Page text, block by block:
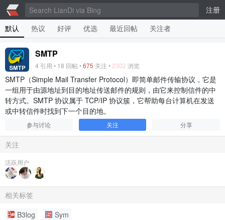
注册
默认
热议 好评 优选 最近回帖 关注者
SMTP
4 引用 • 18 回帖 •675 关注 • 2302 浏览
SMTP（Simple Mail Transfer Protocol）即简单邮件传输协议，它是
一组用于由源地址到目的地址传送邮件的规则，由它来控制信件的中
转方式。SMTP 协议属于 TCP/IP 协议簇，它帮助每台计算机在发送
或中转信件时找到下一个目的地。
参与讨论 关注 分享
关注
活跃用户
相关标签
B3log
Sym